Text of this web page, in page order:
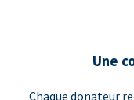
Une
Chaque donateur